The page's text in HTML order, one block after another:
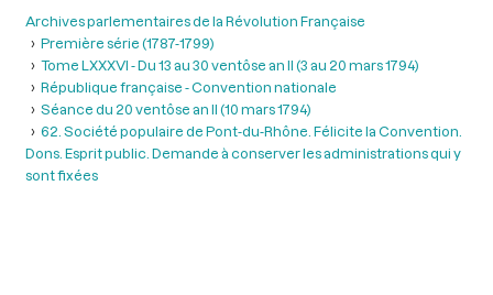
Archives parlementaires de la Révolution Française
Première série (1787-1799)
Tome LXXXVI - Du 13 au 30 ventôse an II (3 au 20 mars 1794)
République française - Convention nationale
Séance du 20 ventôse an II (10 mars 1794)
62. Société populaire de Pont-du-Rhône. Félicite la Convention.
Dons. Esprit public. Demande à conserver les administrations qui y
sont fixées